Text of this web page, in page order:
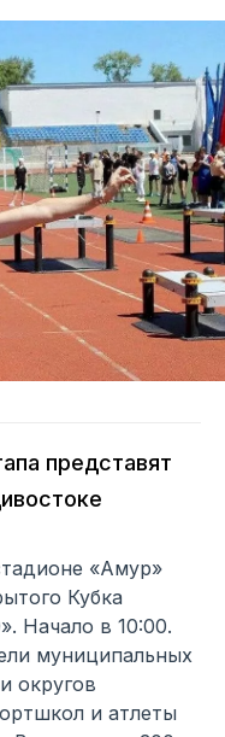
представят
«Амур»
Кубка
Начало в 10:00.
муниципальных
округов
и атлеты